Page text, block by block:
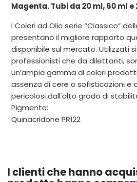
Magenta. Tubi da 20 ml, 60 ml e
I Colori ad Olio serie “Classico”
presentano il migliore rapporto
disponibile sul mercato. Utilizzati
professionisti che da dilettanti,
un’ampia gamma di colori
assenza di cere o sofisticazioni e
pericolosi dall'alto grado di
Pigmento:
Quinacridone PR122
I clienti che hanno